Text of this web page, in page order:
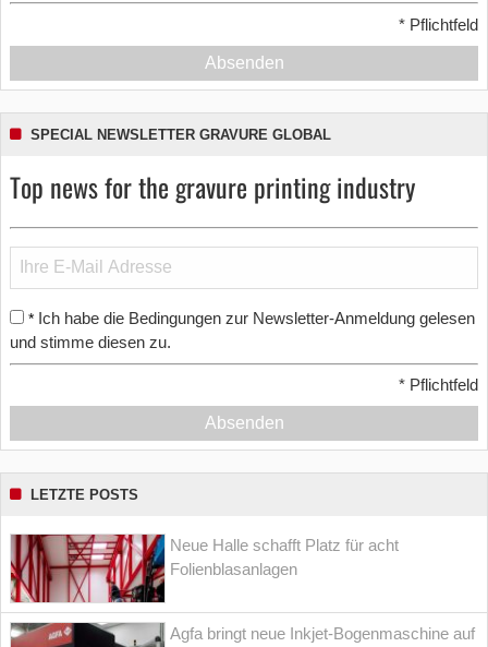
* Pflichtfeld
Absenden
SPECIAL NEWSLETTER GRAVURE GLOBAL
Top news for the gravure printing industry
* Ich habe die Bedingungen zur Newsletter-Anmeldung gelesen
und stimme diesen zu.
* Pflichtfeld
Absenden
LETZTE POSTS
Neue Halle schafft Platz für acht
Folienblasanlagen
Agfa bringt neue Inkjet-Bogenmaschine auf